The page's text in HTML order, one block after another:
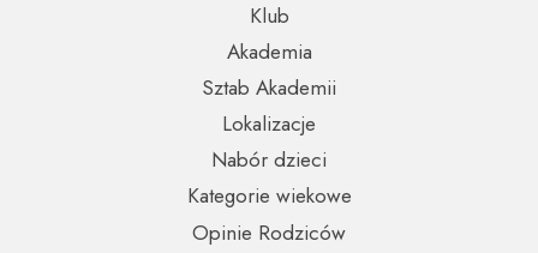
Opinie Rodziców
Nabór dzieci
Kategorie wiekowe
Lokalizacje
Sztab Akademii
Akademia
Klub